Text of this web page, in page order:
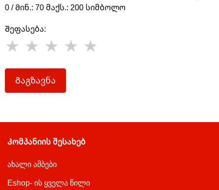
0 / Მინ.: 70 მაქს.: 200 სიმბოლო
Შეფასება:
Გაგზავნა
Კომპანიის შესახებ
ახალი ამბები
Eshop- ის ყველა წილი